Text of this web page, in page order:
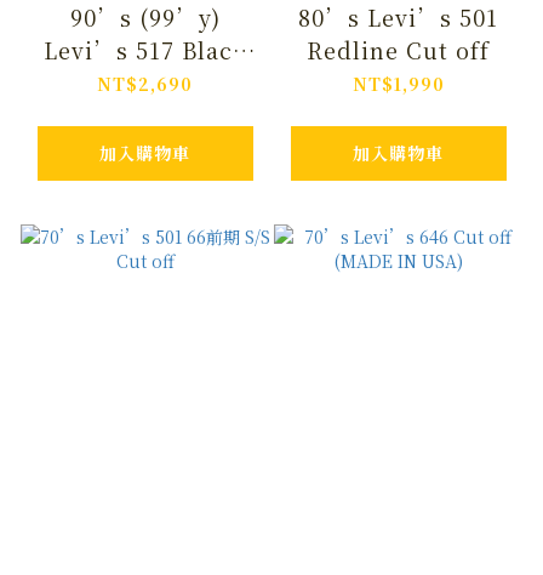
90’s (99’y)
Levi’s 517 Black
Bootcut (MADE IN
NT$2,690
加入購物車
80’s Levi’s 501
Redline Cut off
NT$1,990
加入購物車